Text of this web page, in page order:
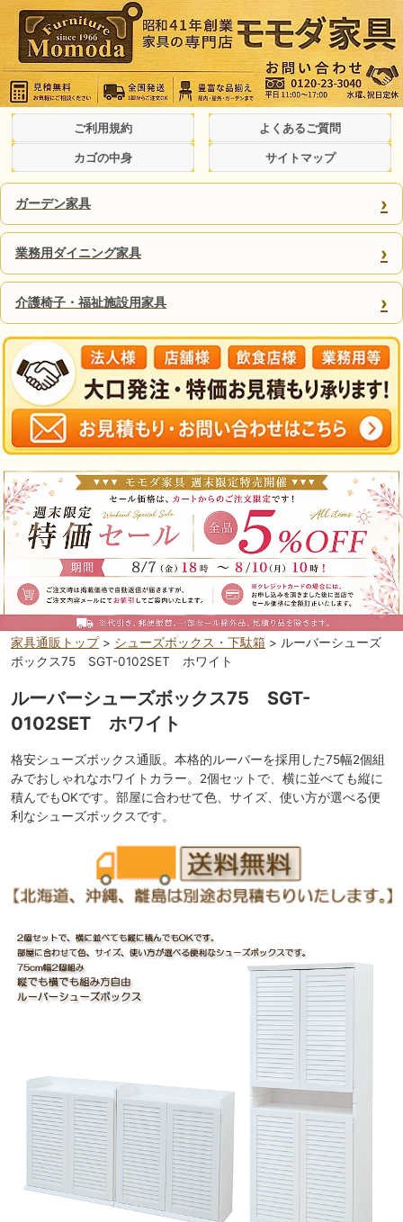
ご利用規約 よくあるご質問
カゴの中身 サイトマップ
ガーデン家具 ›
業務用ダイニング家具 ›
介護椅子・福祉施設用家具 ›
家具通販トップ> シューズボックス・下駄箱 > ルーバーシューズ
ボックス75 SGT-0102SET ホワイト
ルーバーシューズボックス75 SGT-
0102SET ホワイト
格安シューズボックス通販。本格的ルーバーを採用した75幅2個組
みでおしゃれなホワイトカラー。2個セットで、横に並べても縦に
積んでもOKです。部屋に合わせて色、サイズ、使い方が選べる便
利なシューズボックスです。